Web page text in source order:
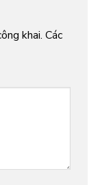
khai. Các